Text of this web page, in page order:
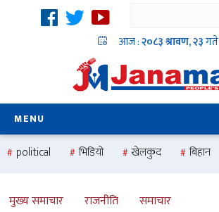
आज :२०८३ श्रावण, २३गते
MENU
political भिडियो खेलकुद
बिहान
national
health
मुख्य समाचार राजनीति समाचार